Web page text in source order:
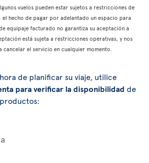
vuelos pueden estar sujetos a restricciones de
el hecho de pagar por adelantado un espacio para
equipaje facturado no garantiza su aceptación a
está sujeta a restricciones operativas, y nos
cancelar el servicio en cualquier momento.
de planificar su viaje, utilice
para verificar la disponibilidad de